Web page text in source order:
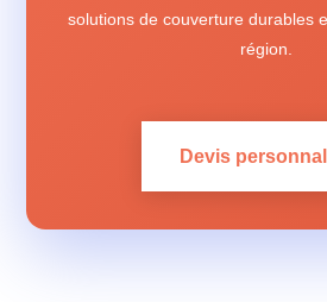
solutions de couverture durables
région.
Devis